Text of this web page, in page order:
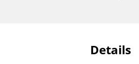
Details